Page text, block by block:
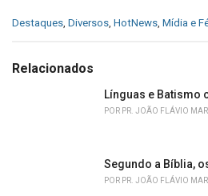
C
e
Destaques Diversos HotNews Mídia e
Relacionados
Línguas e Batismo
POR PR. JOÃO FLÁVIO
Segundo a Bíblia,
POR PR. JOÃO FLÁVIO